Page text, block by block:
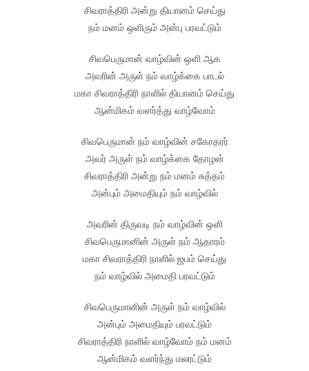
சிவராத்திரி அன்று தியானம் செய்து
நம் மனம் ஒளிரும் அன்பு பரவட்டும்
சிவபெருமான் வாழ்வின் ஒளி ஆக
அவரின் அருள் நம் வாழ்க்கை பாடல்
மகா சிவராத்திரி நாளில் தியானம் செய்து
ஆன்மிகம் வளர்த்து வாழ்வோம்
சிவபெருமான் நம் வாழ்வின் சகோதரர்
அவர் அருள் நம் வாழ்க்கை தோழன்
சிவராத்திரி அன்று நம் மனம் சுத்தம்
அன்பும் அமைதியும் நம் வாழ்வில்
அவரின் திருவடி நம் வாழ்வின் ஒளி
சிவபெருமானின் அருள் நம் ஆதாரம்
மகா சிவராத்திரி நாளில் ஜபம் செய்து
நம் வாழ்வில் அமைதி பரவட்டும்
சிவபெருமானின் அருள் நம் வாழ்வில்
அன்பும் அமைதியும் பரவட்டும்
சிவராத்திரி நாளில் வாழ்வோம் நம் மனம்
ஆன்மிகம் வளர்ந்து மலரட்டும்